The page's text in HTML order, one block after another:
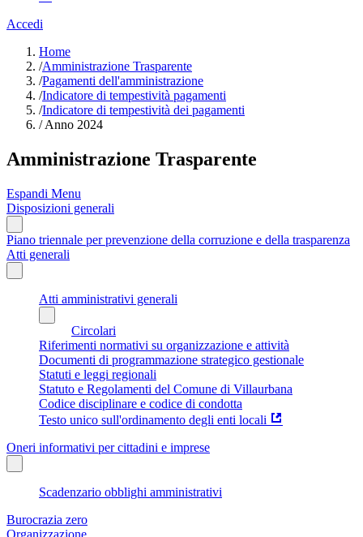
Accedi
Home
/Amministrazione Trasparente
/Pagamenti dell'amministrazione
/Indicatore di tempestività pagamenti
/Indicatore di tempestività dei pagamenti
/Anno 2024
Amministrazione Trasparente
Espandi Menu
Disposizioni generali
Piano triennale per prevenzione della corruzione e della trasparenza
Atti generali
Atti amministrativi generali
Circolari
Riferimenti normativi su organizzazione e attività
Documenti di programmazione strategico gestionale
Statuti e leggi regionali
Statuto e Regolamenti del Comune di Villaurbana
Codice disciplinare e codice di condotta
Testo unico sull'ordinamento degli enti locali
Oneri informativi per cittadini e imprese
Scadenzario obblighi amministrativi
Burocrazia zero
Organizzazione